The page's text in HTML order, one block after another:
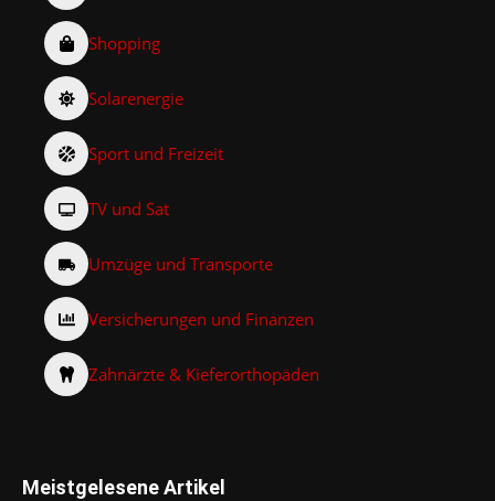
Shopping
Solarenergie
Sport und Freizeit
TV und Sat
Umzüge und Transporte
Versicherungen und Finanzen
Zahnärzte & Kieferorthopäden
Meistgelesene Artikel